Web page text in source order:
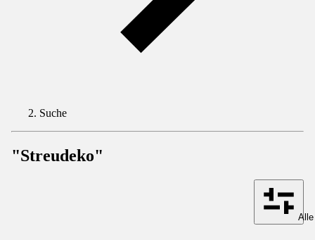
Suche
"Streudeko"